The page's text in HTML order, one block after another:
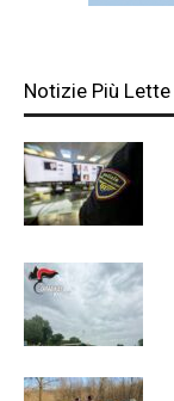
Notizie Più Lette